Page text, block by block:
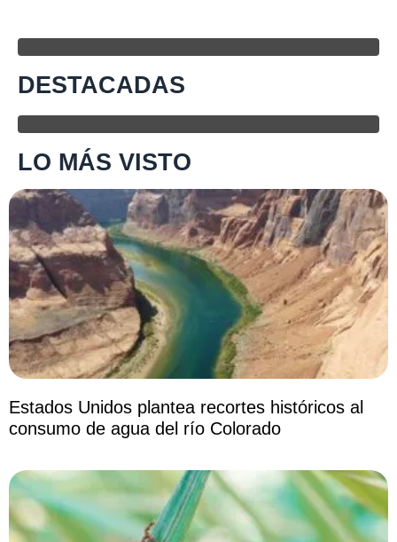
DESTACADAS
LO MÁS VISTO
Estados Unidos plantea recortes históricos al
consumo de agua del río Colorado